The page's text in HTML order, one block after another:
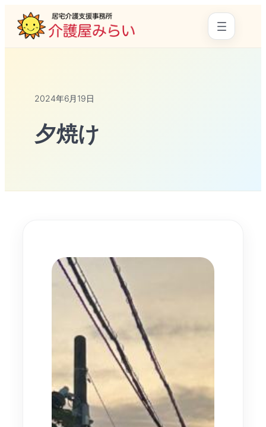
2024年6月19日
夕焼け